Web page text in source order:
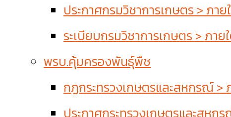
ประกาศกรมวิชาการเกษตร > ภา
ระเบียบกรมวิชาการเกษตร > ภา
พรบ.คุ้มครองพันธุ์พืช
กฏกระทรวงเกษตรและสหกรณ์
ประกาศกระทรวงเกษตรและสห